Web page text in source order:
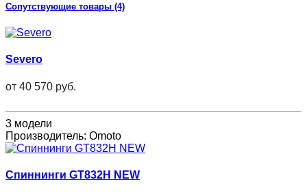
Сопутствующие товары (4)
Severo
от 40 570 руб.
3 модели
Производитель: Omoto
Спиннинги GT832H NEW